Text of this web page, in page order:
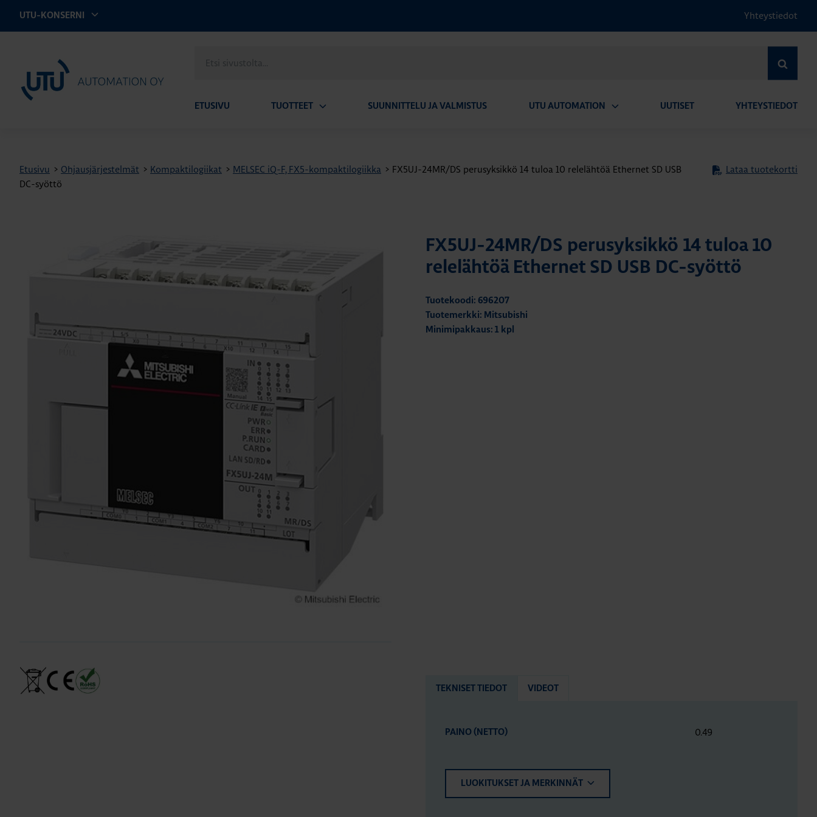
UTU-KONSERNI Yhteystiedot
UTU Automation
sivustolta
ETUSIVU TUOTTEET SUUNNITTELU JA VALMISTUS UTU AUTOMATION UUTISET YHTEYSTIEDOT
Etusivu > Ohjausjärjestelmät > Kompaktilogiikat > MELSEC iQ-F, FX5-kompaktilogiikka > FX5UJ-24MR/DS perusyksikkö 14 tuloa 10 relelähtöä Ethernet SD USB
DC-syöttö
Lataa tuotekortti
FX5UJ-24MR/DS perusyksikkö 14 tuloa 10
relelähtöä Ethernet SD USB DC-syöttö
Tuotekoodi: 696207
Tuotemerkki: Mitsubishi
Minimipakkaus: 1 kpl
TEKNISET TIEDOT VIDEOT
PAINO (NETTO) 0.49
LUOKITUKSET JA MERKINNÄT